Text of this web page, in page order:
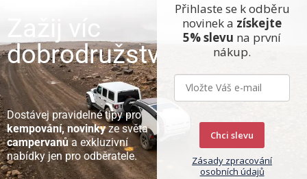
Zažij víc
dobrodružství
Dostávej pravidelné tipy pro
kempování, novinkyze světa
campervanůa exkluzivní
nabídky jen pro odběratele.
Přihlaste se k odběru
novinek a získejte
5% slevu na první
nákup.
Chci slevu
Zásady zpracování
osobních údajů